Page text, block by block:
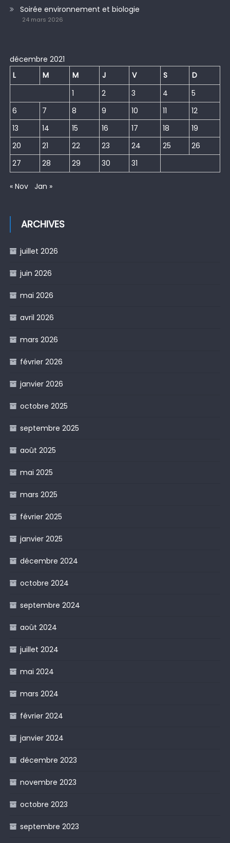
Soirée environnement et biologie
24 mars 2026
décembre 2021
L
M M J V S
D
1
2 3 4
5
6
7 8 9 10 11
12
13
14 15 16 17 18
19
20
21 22 23 24 25
26
27
28 29 30 31
« Nov Jan »
ARCHIVES
juillet 2026
juin 2026
mai 2026
avril 2026
mars 2026
février 2026
janvier 2026
octobre 2025
septembre 2025
août 2025
mai 2025
mars 2025
février 2025
janvier 2025
décembre 2024
octobre 2024
septembre 2024
août 2024
juillet 2024
mai 2024
mars 2024
février 2024
janvier 2024
décembre 2023
novembre 2023
octobre 2023
septembre 2023